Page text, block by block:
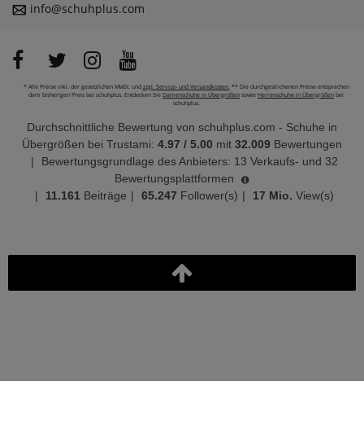
info@schuhplus.com
* Alle Preise inkl. der gesetzlichen MwSt. und zzgl. Service- und Versandkosten.** Die durchgestrichenen Preise entsprechen
dem bisherigen Preis bei schuhplus. Entdecken Sie Damenschuhe in Übergrößen sowie Herrenschuhe in Übergrößen bei
schuhplus.
Durchschnittliche Bewertung von schuhplus.com - Schuhe in
Übergrößen bei Trustami: 4.97 / 5.00 mit 32.009 Bewertungen
|
Bewertungsgrundlage des Anbieters: 13 Verkaufs- und 32
Bewertungsplattformen
|
11.161 Beiträge | 65.247 Follower(s) | 17 Mio. View(s)